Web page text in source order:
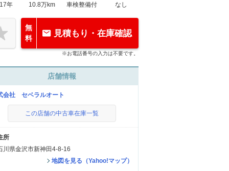
年
10.8万km
車検整備付
なし
無
料
見積もり・在庫確認
※お電話番号の入力は不要です。
店舗情報
会社 セベラルオート
この店舗の中古車在庫一覧
所
川県金沢市新神田4-8-16
地図を見る（Yahoo!マップ）